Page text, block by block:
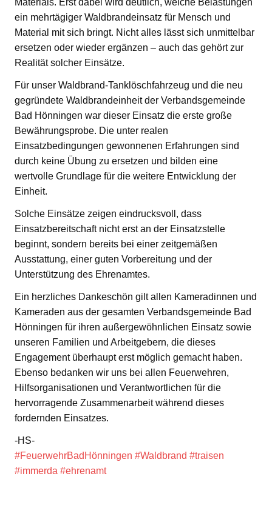
ein mehrtägiger Waldbrandeinsatz für Mensch und
Material mit sich bringt. Nicht alles lässt sich unmittelbar
ersetzen oder wieder ergänzen – auch das gehört zur
Realität solcher Einsätze.
Für unser Waldbrand-Tanklöschfahrzeug und die neu
gegründete Waldbrandeinheit der Verbandsgemeinde
Bad Hönningen war dieser Einsatz die erste große
Bewährungsprobe. Die unter realen
Einsatzbedingungen gewonnenen Erfahrungen sind
durch keine Übung zu ersetzen und bilden eine
wertvolle Grundlage für die weitere Entwicklung der
Einheit.
Solche Einsätze zeigen eindrucksvoll, dass
Einsatzbereitschaft nicht erst an der Einsatzstelle
beginnt, sondern bereits bei einer zeitgemäßen
Ausstattung, einer guten Vorbereitung und der
Unterstützung des Ehrenamtes.
Ein herzliches Dankeschön gilt allen Kameradinnen und
Kameraden aus der gesamten Verbandsgemeinde Bad
Hönningen für ihren außergewöhnlichen Einsatz sowie
unseren Familien und Arbeitgebern, die dieses
Engagement überhaupt erst möglich gemacht haben.
Ebenso bedanken wir uns bei allen Feuerwehren,
Hilfsorganisationen und Verantwortlichen für die
hervorragende Zusammenarbeit während dieses
fordernden Einsatzes.
-HS-
#FeuerwehrBadHönningen #Waldbrand #traisen
#immerda #ehrenamt